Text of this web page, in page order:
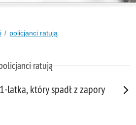
policjanci ratują
ratują
który spadł z zapory